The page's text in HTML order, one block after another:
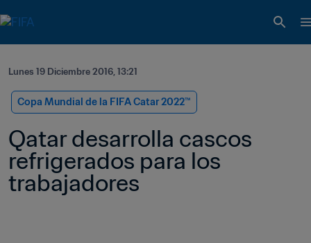
Lunes 19 Diciembre 2016, 13:21
Copa Mundial de la FIFA Catar 2022™
Qatar desarrolla cascos
refrigerados para los
trabajadores